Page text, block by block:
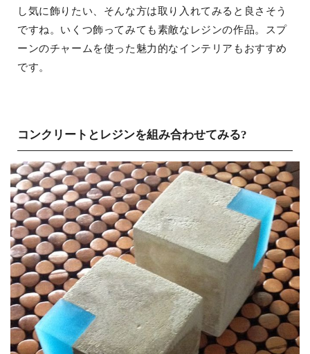
し気に飾りたい、そんな方は取り入れてみると良さそう
ですね。いくつ飾ってみても素敵なレジンの作品。スプ
ーンのチャームを使った魅力的なインテリアもおすすめ
です。
コンクリートとレジンを組み合わせてみる?